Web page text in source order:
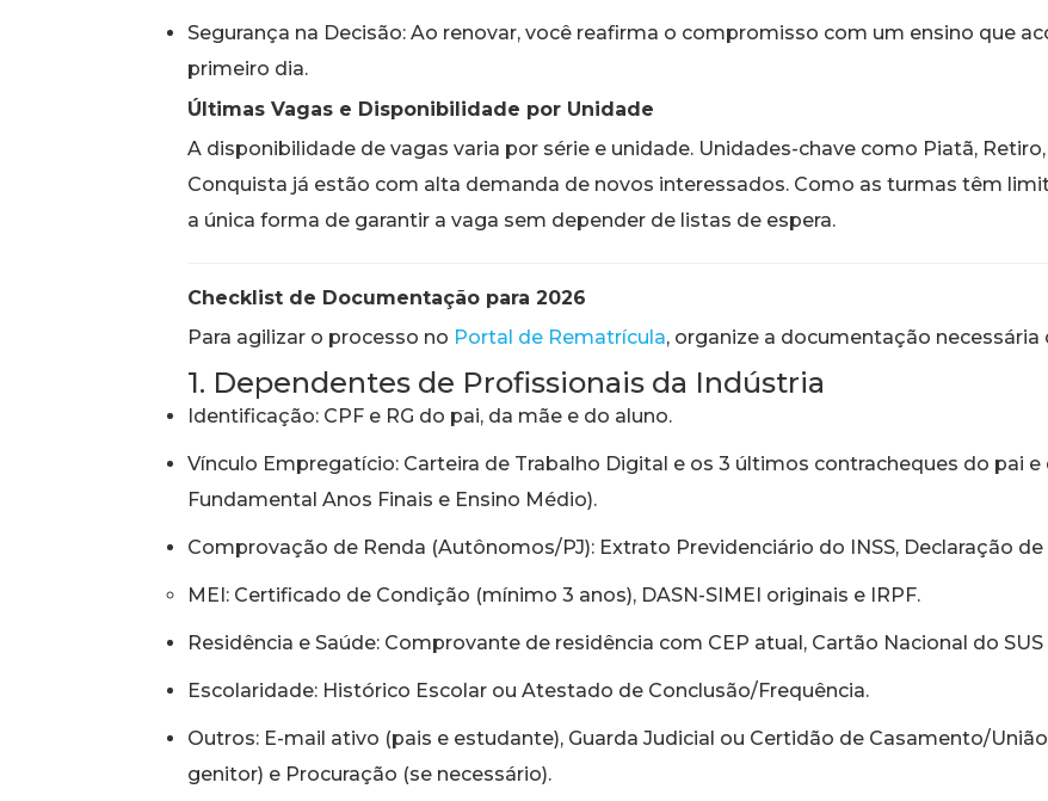
Segurança na Decisão: Ao renovar, você reafirma o compromisso com um ensino que
primeiro dia.
Últimas Vagas e Disponibilidade por Unidade
A disponibilidade de vagas varia por série e unidade. Unidades-chave como Piatã,
Conquista já estão com alta demanda de novos interessados. Como as turmas têm
a única forma de garantir a vaga sem depender de listas de espera.
Checklist de Documentação para 2026
Para agilizar o processo no Portal de Rematrícula, organize a documentação
1. Dependentes de Profissionais da Indústria
Identificação: CPF e RG do pai, da mãe e do aluno.
Vínculo Empregatício: Carteira de Trabalho Digital e os 3 últimos contracheques do pai
Fundamental Anos Finais e Ensino Médio).
Comprovação de Renda (Autônomos/PJ): Extrato Previdenciário do INSS, Declaração de
MEI: Certificado de Condição (mínimo 3 anos), DASN-SIMEI originais e IRPF.
Residência e Saúde: Comprovante de residência com CEP atual, Cartão Nacional do
Escolaridade: Histórico Escolar ou Atestado de Conclusão/Frequência.
Outros: E-mail ativo (pais e estudante), Guarda Judicial ou Certidão de Casamento/
genitor) e Procuração (se necessário).